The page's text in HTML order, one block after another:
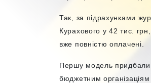
Так, за підрахунками
Курахового у 42 тис.
вже повністю оплачені.
Першу модель придбали
бюджетним